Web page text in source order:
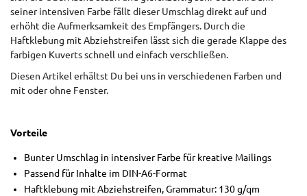
seiner intensiven Farbe fällt dieser Umschlag direkt auf und
erhöht die Aufmerksamkeit des Empfängers. Durch die
Haftklebung mit Abziehstreifen lässt sich die gerade Klappe des
farbigen Kuverts schnell und einfach verschließen.
Diesen Artikel erhältst Du bei uns in verschiedenen Farben und
mit oder ohne Fenster.
Vorteile
Bunter Umschlag in intensiver Farbe für kreative Mailings
Passend für Inhalte im DIN-A6-Format
Haftklebung mit Abziehstreifen, Grammatur: 130 g/qm